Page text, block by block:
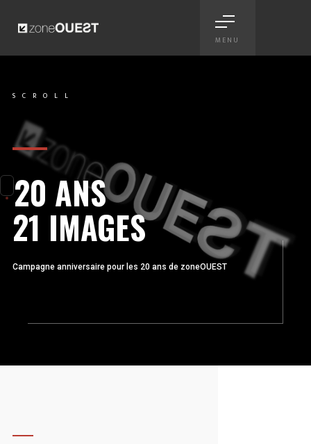
MENU
20 ANS
21 IMAGES
Campagne anniversaire pour les 20 ans de zoneOUEST
SCROLL